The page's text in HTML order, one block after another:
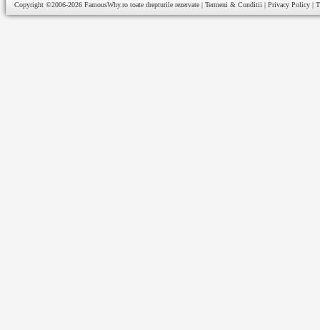
Copyright ©2006-2026 FamousWhy.ro toate drepturile rezervate | Termeni & Conditii | Privacy Policy |